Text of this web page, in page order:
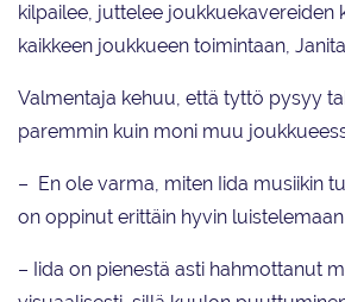
kilpailee, juttelee joukkuekavereiden
kaikkeen joukkueen toimintaan,
Valmentaja kehuu, että tyttö pysyy
paremmin kuin moni muu
– En ole varma, miten Iida musiikin
on oppinut erittäin hyvin
– Iida on pienestä asti hahmottanut